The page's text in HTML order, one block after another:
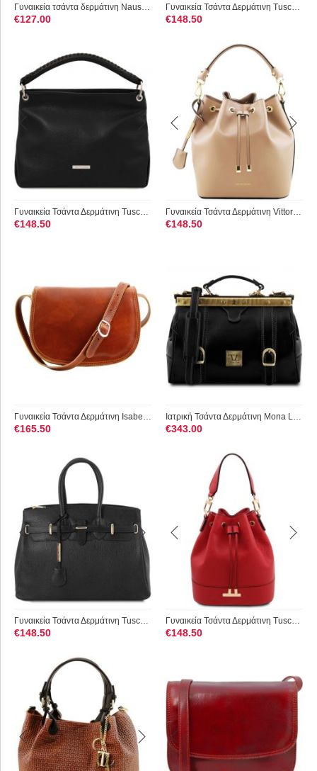
Γυναικεία τσάντα δερμάτινη Nausica Tuscany Leather TL141598 Σ...
€127.00
Γυναικεία Τσάντα Δερμάτινη Tuscany Leather TL142037 Μαύρο
€148.50
Γυναικεία Τσάντα Δερμάτινη Tuscany Leather TL142087 Μαύρο
€148.50
Γυναικεία Τσάντα Δερμάτινη Vittoria Tuscany Leather TL141531 ...
€148.50
€165.50 €343.00
Γυναικεία Τσάντα Δερμάτινη Tuscany Leather TL141529 Μαύρο
€148.50
Γυναικεία Τσάντα Δερμάτινη Tuscany Leather TL142146 Κόκκινο l...
€148.50